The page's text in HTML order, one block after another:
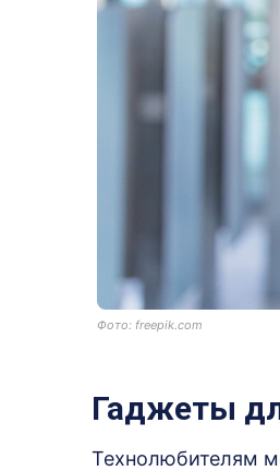
Фото: freepik.com
Гаджеты
Технолюбителям